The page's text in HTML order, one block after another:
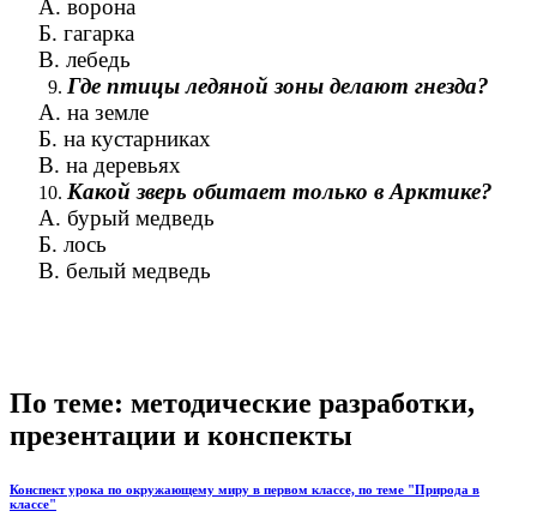
А. ворона
Б. гагарка
В. лебедь
Где птицы ледяной зоны делают гнезда?
А. на земле
Б. на кустарниках
В. на деревьях
Какой зверь обитает только в Арктике?
А. бурый медведь
Б. лось
В. белый медведь
По теме: методические разработки,
презентации и конспекты
Конспект урока по окружающему миру в первом классе, по теме "Природа в
классе"